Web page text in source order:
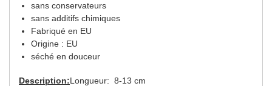
sans conservateurs
sans additifs chimiques
Fabriqué en EU
Origine : EU
séché en douceur
Description:Longueur: 8-13 cm